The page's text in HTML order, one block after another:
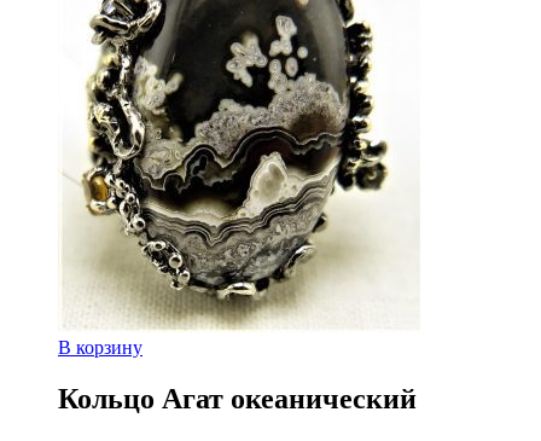
В корзину
Кольцо Агат океанический